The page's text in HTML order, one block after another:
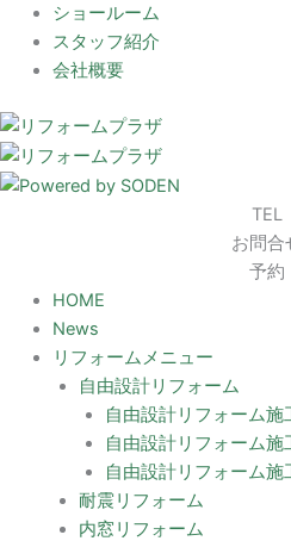
ショールーム
スタッフ紹介
会社概要
TEL
お問合
予約
HOME
News
リフォームメニュー
自由設計リフォーム
自由設計リフォーム施
自由設計リフォーム施
自由設計リフォーム施
耐震リフォーム
内窓リフォーム